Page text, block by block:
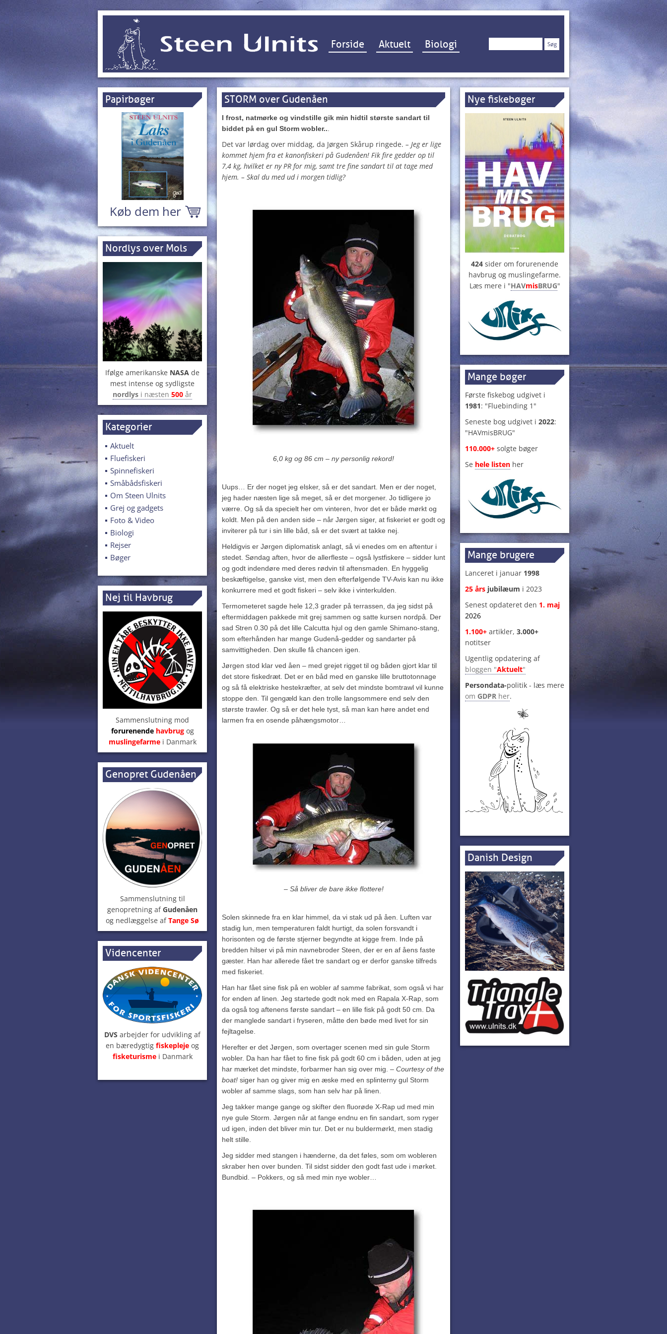
Hop til indhold
Forside Aktuelt Biologi Søg
Papirbøger
Køb dem her
Nordlys over Mols
Ifølge amerikanske NASA de
mest intense og sydligste
nordlys i næsten 500 år
Kategorier
Aktuelt
Fluefiskeri
Spinnefiskeri
Småbådsfiskeri
Om Steen Ulnits
Grej og gadgets
Foto & Video
Biologi
Rejser
Bøger
Nej til Havbrug
Sammenslutning mod
forurenendehavbrugog
muslingefarmei Danmark
Genopret Gudenåen
Sammenslutning til
genopretning afGudenåen
og nedlæggelse afTange Sø
Videncenter
DVS arbejder for udvikling af
en bæredygtig fiskepleje og
fisketurisme i Danmark
STORM over Gudenåen
I frost, natmørke og vindstille gik min hidtil største sandart til
biddet på en gul Storm wobler..
Det var lørdag over middag, da Jørgen Skårup ringede. – Jeg er lige
kommet hjem fra et kanonfiskeri på Gudenåen! Fik fire gedder op til
7,4 kg, hvilket er ny PR for mig, samt tre fine sandart til at tage med
hjem. – Skal du med ud i morgen tidlig?
6,0 kg og 86 cm – ny personlig rekord!
Uups… Er der noget jeg elsker, så er det sandart. Men er der noget,
jeg hader næsten lige så meget, så er det morgener. Jo tidligere jo
værre. Og så da specielt her om vinteren, hvor det er både mørkt og
koldt. Men på den anden side – når Jørgen siger, at fiskeriet er godt og
inviterer på tur i sin lille båd, så er det svært at takke nej.
Heldigvis er Jørgen diplomatisk anlagt, så vi enedes om en aftentur i
stedet. Søndag aften, hvor de allerfleste – også lystfiskere – sidder lunt
og godt indendøre med deres rødvin til aftensmaden. En hyggelig
beskæftigelse, ganske vist, men den efterfølgende TV-Avis kan nu ikke
konkurrere med et godt fiskeri – selv ikke i vinterkulden.
Termometeret sagde hele 12,3 grader på terrassen, da jeg sidst på
eftermiddagen pakkede mit grej sammen og satte kursen nordpå. Der
sad Stren 0.30 på det lille Calcutta hjul og den gamle Shimano-stang,
som efterhånden har mange Gudenå-gedder og sandarter på
samvittigheden. Den skulle få chancen igen.
Jørgen stod klar ved åen – med grejet rigget til og båden gjort klar til
det store fiskedræt. Det er en båd med en ganske lille bruttotonnage
og så få elektriske hestekræfter, at selv det mindste bomtrawl vil kunne
stoppe den. Til gengæld kan den trolle langsommere end selv den
største trawler. Og så er det hele tyst, så man kan høre andet end
larmen fra en osende påhængsmotor…
– Så bliver de bare ikke flottere!
Solen skinnede fra en klar himmel, da vi stak ud på åen. Luften var
stadig lun, men temperaturen faldt hurtigt, da solen forsvandt i
horisonten og de første stjerner begyndte at kigge frem. Inde på
bredden hilser vi på min navnebroder Steen, der er en af åens faste
gæster. Han har allerede fået tre sandart og er derfor ganske tilfreds
med fiskeriet.
Han har fået sine fisk på en wobler af samme fabrikat, som også vi har
for enden af linen. Jeg startede godt nok med en Rapala X-Rap, som
da også tog aftenens første sandart – en lille fisk på godt 50 cm. Da
der manglede sandart i fryseren, måtte den bøde med livet for sin
fejltagelse.
Herefter er det Jørgen, som overtager scenen med sin gule Storm
wobler. Da han har fået to fine fisk på godt 60 cm i båden, uden at jeg
har mærket det mindste, forbarmer han sig over mig. – Courtesy of the
boat! siger han og giver mig en æske med en splinterny gul Storm
wobler af samme slags, som han selv har på linen.
Jeg takker mange gange og skifter den fluorøde X-Rap ud med min
nye gule Storm. Jørgen når at fange endnu en fin sandart, som ryger
ud igen, inden det bliver min tur. Det er nu buldermørkt, men stadig
helt stille.
Jeg sidder med stangen i hænderne, da det føles, som om wobleren
skraber hen over bunden. Til sidst sidder den godt fast ude i mørket.
Bundbid. – Pokkers, og så med min nye wobler…
Nye fiskebøger
424 sider om forurenende
havbrug og muslingefarme.
Læs mere i "HAVmisBRUG"
Mange bøger
Første fiskebog udgivet i
1981: "Fluebinding 1"
Seneste bog udgivet i 2022:
"HAVmisBRUG"
110.000+ solgte bøger
Se hele listen her
Mange brugere
Lanceret i januar 1998
25 års jubilæum i 2023
Senest opdateret den 1. maj
2026
1.100+ artikler, 3.000+
notitser
Ugentlig opdatering af
bloggen "Aktuelt"
Persondata-politik - læs mere
om GDPR her.
Danish Design